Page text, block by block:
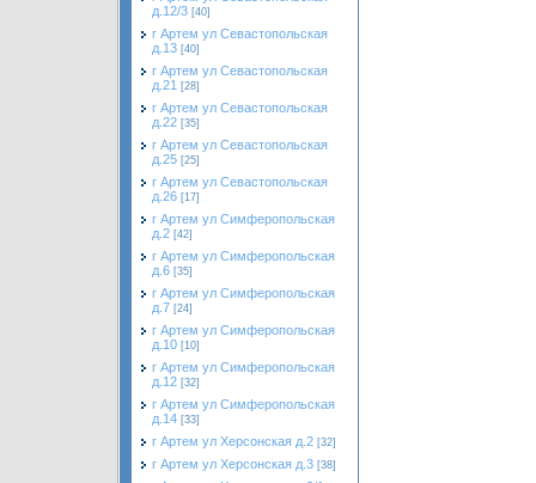
д.12/3 [40]
г Артем ул Севастопольская
д.13 [40]
г Артем ул Севастопольская
д.21 [28]
г Артем ул Севастопольская
д.22 [35]
г Артем ул Севастопольская
д.25 [25]
г Артем ул Севастопольская
д.26 [17]
г Артем ул Симферопольская
д.2 [42]
г Артем ул Симферопольская
д.6 [35]
г Артем ул Симферопольская
д.7 [24]
г Артем ул Симферопольская
д.10 [10]
г Артем ул Симферопольская
д.12 [32]
г Артем ул Симферопольская
д.14 [33]
г Артем ул Херсонская д.2 [32]
г Артем ул Херсонская д.3 [38]